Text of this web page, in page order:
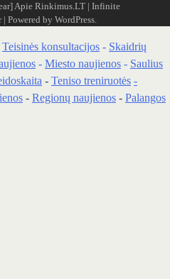
Apie Rinkimus.LT| Infinite
| Powered by WordPress.
Teisinės konsultacijos - Skaidrių
- Miesto naujienos - Saulius
- Teniso treniruotės -
- Regionų naujienos - Palangos